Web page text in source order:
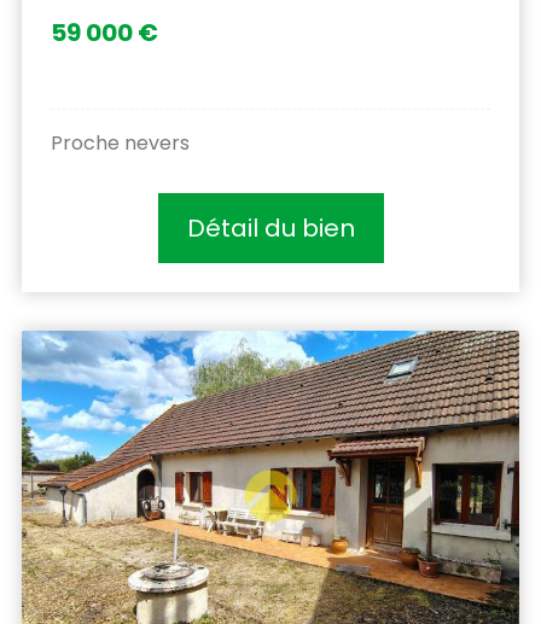
59 000 €
Proche nevers
Détail du bien